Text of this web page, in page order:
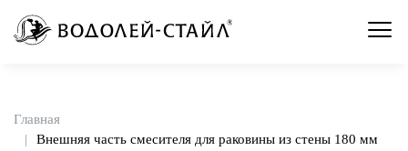
Главная
Внешняя часть смесителя для раковины из стены 180 мм